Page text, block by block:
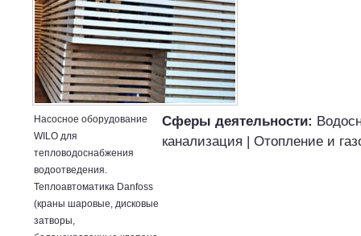
Насосное оборудование
WILO для
тепловодоснабжения
водоотведения.
Теплоавтоматика Danfoss
(краны шаровые, дисковые
затворы,
Сферы деятельности:
канализация | Отопление и